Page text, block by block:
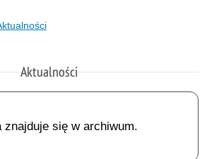
Aktualności
znajduje się w archiwum.